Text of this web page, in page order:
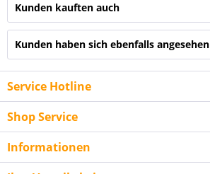
Kunden kauften auch
Kunden haben sich ebenfalls angesehen
Service Hotline
Shop Service
Informationen